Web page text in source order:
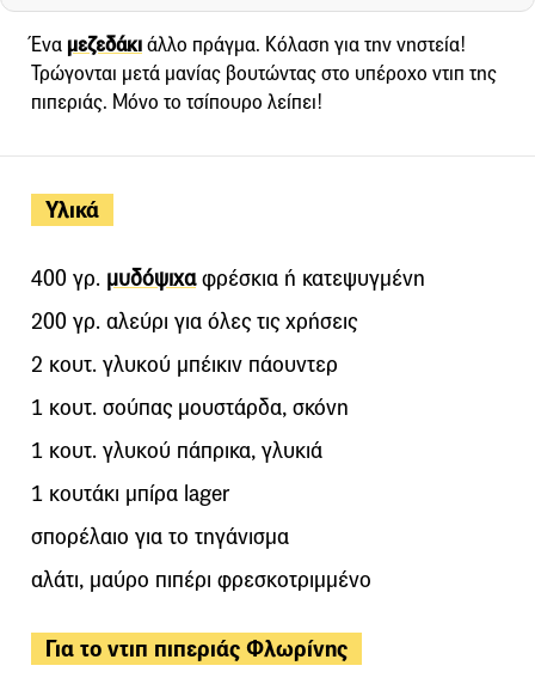
Υλικά
400 γρ. μυδόψιχαφρέσκια ή κατεψυγμένη
200 γρ. αλεύρι για όλες τις χρήσεις
2 κoυτ. γλυκού μπέικιν πάουντερ
1 κουτ. σούπας μουστάρδα, σκόνη
1 κουτ. γλυκού πάπρικα, γλυκιά
1 κουτάκι μπίρα lager
σπορέλαιο για το τηγάνισμα
αλάτι, μαύρο πιπέρι φρεσκοτριμμένο
Για το ντιπ πιπεριάς Φλωρίνης
Ένα μεζεδάκιάλλο πράγμα. Κόλαση για την νηστεία!
Τρώγονται μετά μανίας βουτώντας στο υπέροχο ντιπ της
πιπεριάς. Μόνο το τσίπουρο λείπει!